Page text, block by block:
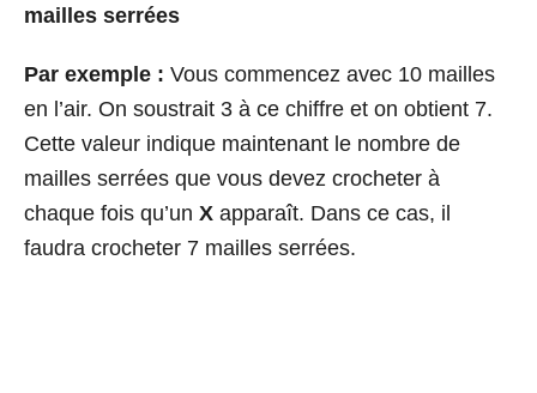
mailles serrées
Par exemple : Vous commencez avec 10 mailles
en l’air. On soustrait 3 à ce chiffre et on obtient 7.
Cette valeur indique maintenant le nombre de
mailles serrées que vous devez crocheter à
chaque fois qu’un X apparaît. Dans ce cas, il
faudra crocheter 7 mailles serrées.